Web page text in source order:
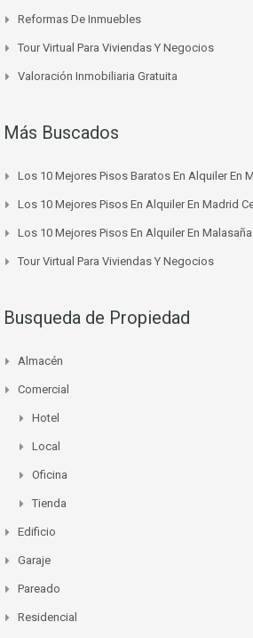
Reformas De Inmuebles
Tour Virtual Para Viviendas Y Negocios
Valoración Inmobiliaria Gratuita
Más Buscados
Los 10 Mejores Pisos Baratos En Alquiler En
Los 10 Mejores Pisos En Alquiler En Madrid
Los 10 Mejores Pisos En Alquiler En Malasaña
Tour Virtual Para Viviendas Y Negocios
Busqueda de Propiedad
Almacén
Comercial
Hotel
Local
Oficina
Tienda
Edificio
Garaje
Pareado
Residencial